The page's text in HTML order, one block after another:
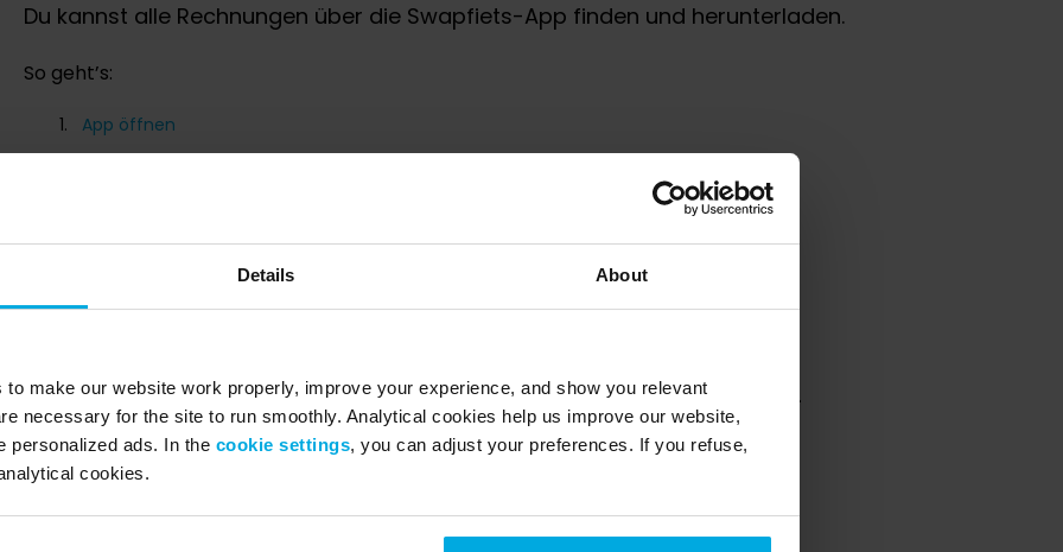
Details About
make our website work properly, improve your experience, and show you relevant
necessary for the site to run smoothly. Analytical cookies help us improve our website,
personalized ads. In the cookie settings, you can adjust your preferences. If you refuse,
cookies.
Du kannst alle Rechnungen über die Swapfiets-App finden und herunterladen.
So geht’s:
App öffnen
Auf „Dein Konto“ gehen
Monatlichen Betrag
Zahlungsstatus (bezahlt/offen)
Jede Rechnung enthält eine vollständige Aufschlüsselung inkl. Zuschlägen oder Anpassungen.
Wie bezahle ich eine Rechnung?
Wenn die Zahlung fehlschlägt: